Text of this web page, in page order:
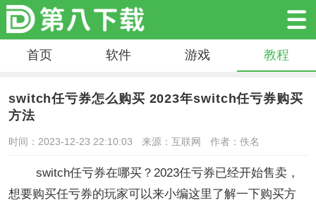
首页 软件 游戏 教程
switch任亏券怎么购买 2023年switch任亏券购买
方法
时间：2023-12-23 22:10:03 来源：互联网 作者：佚名
switch任亏券在哪买？2023任亏券已经开始售卖，
想要购买任亏券的玩家可以来小编这里了解一下购买方